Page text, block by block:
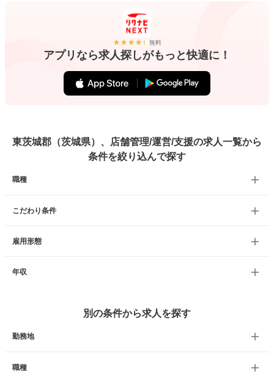
無料
アプリなら求人探しがもっと快適に！
東茨城郡（茨城県）、店舗管理/運営/支援の求人一覧から
条件を絞り込んで探す
職種
こだわり条件
雇用形態
年収
別の条件から求人を探す
勤務地
職種